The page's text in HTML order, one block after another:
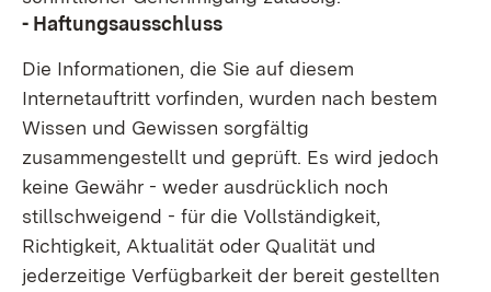
- Haftungsausschluss
Die Informationen, die Sie auf diesem
Internetauftritt vorfinden, wurden nach bestem
Wissen und Gewissen sorgfältig
zusammengestellt und geprüft. Es wird jedoch
keine Gewähr - weder ausdrücklich noch
stillschweigend - für die Vollständigkeit,
Richtigkeit, Aktualität oder Qualität und
jederzeitige Verfügbarkeit der bereit gestellten